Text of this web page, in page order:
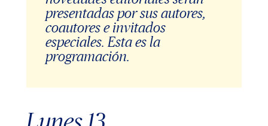
presentadas por sus autores,
coautores e invitados
especiales. Esta es la
programación.